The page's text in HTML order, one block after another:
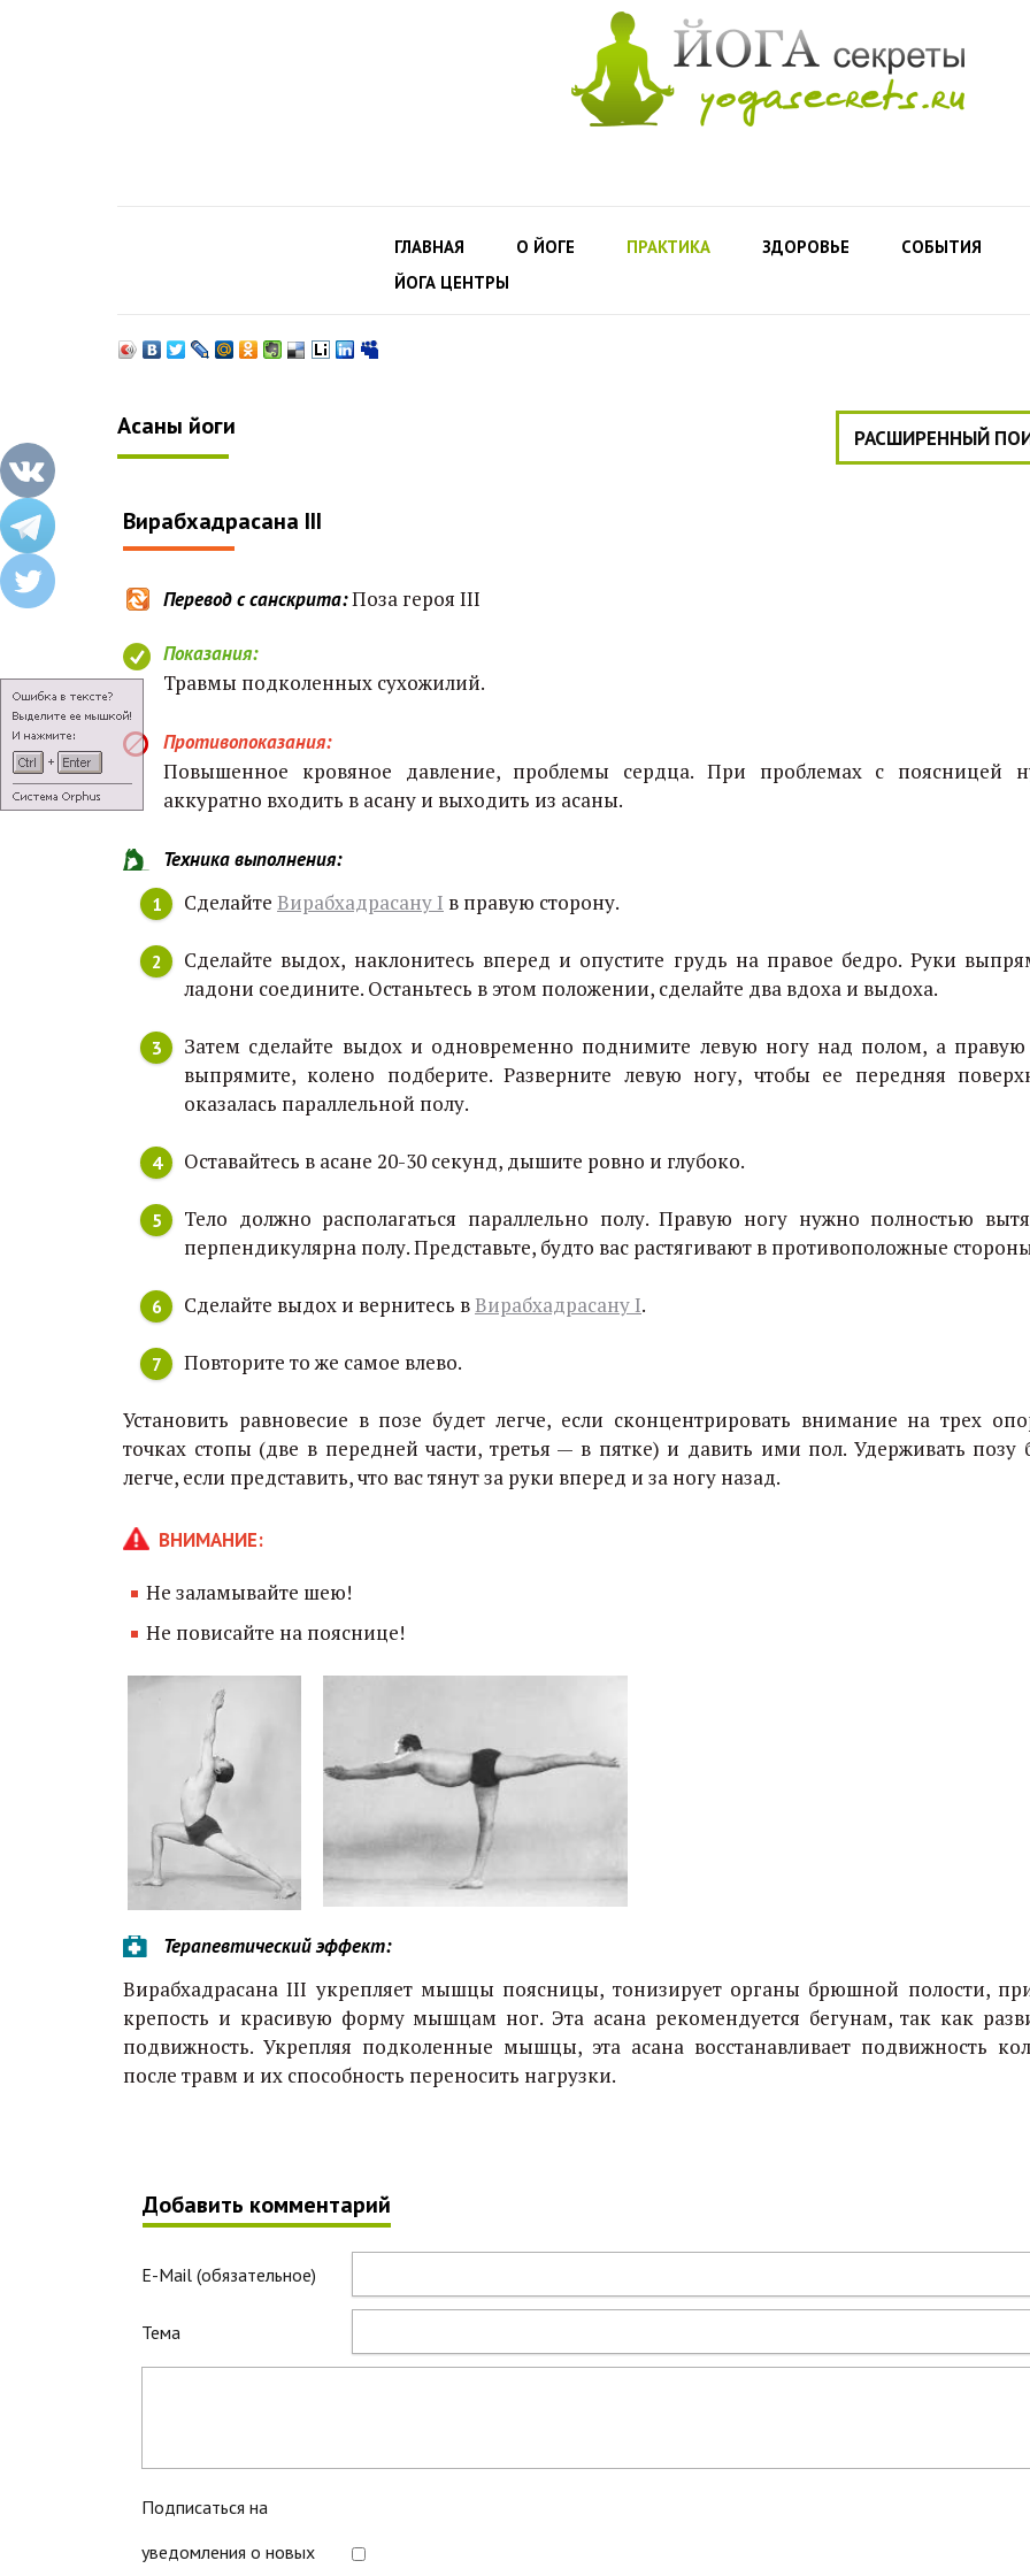
ГЛАВНАЯ О ЙОГЕ ПРАКТИКА ЗДОРОВЬЕ
СОБЫТИЯ
ЙОГА ЦЕНТРЫ
Асаны йоги РАСШИРЕННЫЙ
Вирабхадрасана III
Перевод с санскрита:Поза героя III
Показания:
Травмы подколенных сухожилий.
Противопоказания:
Повышенное кровяное давление, проблемы сердца. При проблемах с поясницей
аккуратно входить в асану и выходить из асаны.
Техника выполнения:
Сделайте Вирабхадрасану I в правую сторону.
Сделайте выдох, наклонитесь вперед и опустите грудь на правое бедро. Руки
ладони соедините. Останьтесь в этом положении, сделайте два вдоха и выдоха.
Затем сделайте выдох и одновременно поднимите левую ногу над полом, а правую
выпрямите, колено подберите. Разверните левую ногу, чтобы ее передняя
оказалась параллельной полу.
Оставайтесь в асане 20-30 секунд, дышите ровно и глубоко.
Тело должно располагаться параллельно полу. Правую ногу нужно полностью
перпендикулярна полу. Представьте, будто вас растягивают в противоположные
Сделайте выдох и вернитесь вВирабхадрасану I.
Повторите то же самое влево.
Установить равновесие в позе будет легче, если сконцентрировать внимание на трех
точках стопы (две в передней части, третья — в пятке) и давить ими пол. Удерживать позу
легче, если представить, что вас тянут за руки вперед и за ногу назад.
ВНИМАНИЕ:
Не заламывайте шею!
Не повисайте на пояснице!
Терапевтический эффект:
Вирабхадрасана III укрепляет мышцы поясницы, тонизирует органы брюшной полости,
крепость и красивую форму мышцам ног. Эта асана рекомендуется бегунам, так как
подвижность. Укрепляя подколенные мышцы, эта асана восстанавливает подвижность
после травм и их способность переносить нагрузки.
Добавить комментарий
E-Mail (обязательное)
Тема
Подписаться на
уведомления о новых